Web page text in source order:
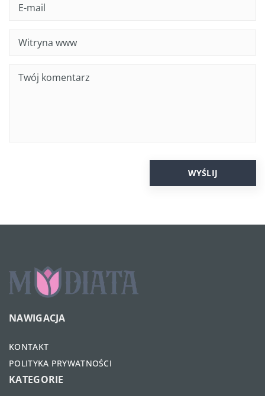
NAWIGACJA
KONTAKT
POLITYKA PRYWATNOŚCI
KATEGORIE